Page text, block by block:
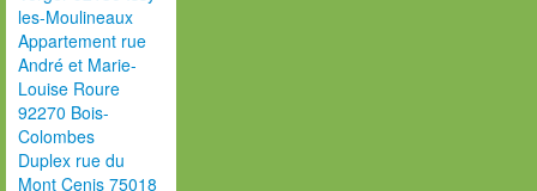
les-Moulineaux
Appartement rue
André et Marie-
Louise Roure
92270 Bois-
Colombes
Duplex rue du
Mont Cenis 75018